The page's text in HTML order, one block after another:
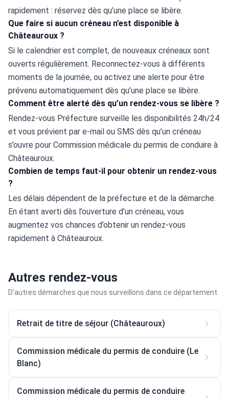
rapidement : réservez dès qu’une place se libère.
Que faire si aucun créneau n’est disponible à
Châteauroux ?
Si le calendrier est complet, de nouveaux créneaux sont
ouverts régulièrement. Reconnectez-vous à différents
moments de la journée, ou activez une alerte pour être
prévenu automatiquement dès qu’une place se libère.
Comment être alerté dès qu’un rendez-vous se libère ?
Rendez-vous Préfecture surveille les disponibilités 24h/24
et vous prévient par e-mail ou SMS dès qu’un créneau
s’ouvre pour Commission médicale du permis de conduire à
Châteauroux.
Combien de temps faut-il pour obtenir un rendez-vous
?
Les délais dépendent de la préfecture et de la démarche.
En étant averti dès l’ouverture d’un créneau, vous
augmentez vos chances d’obtenir un rendez-vous
rapidement à Châteauroux.
Autres rendez-vous
D’autres démarches que nous surveillons dans ce département
Retrait de titre de séjour (Châteauroux)
Commission médicale du permis de conduire (Le
Blanc)
Commission médicale du permis de conduire